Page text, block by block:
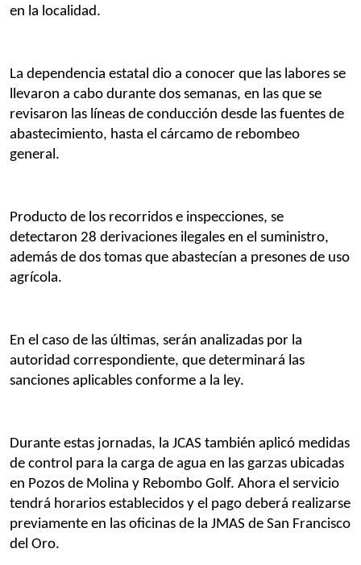
en la localidad.
La dependencia estatal dio a conocer que las labores se
llevaron a cabo durante dos semanas, en las que se
revisaron las líneas de conducción desde las fuentes de
abastecimiento, hasta el cárcamo de rebombeo
general.
Producto de los recorridos e inspecciones, se
detectaron 28 derivaciones ilegales en el suministro,
además de dos tomas que abastecían a presones de uso
agrícola.
En el caso de las últimas, serán analizadas por la
autoridad correspondiente, que determinará las
sanciones aplicables conforme a la ley.
Durante estas jornadas, la JCAS también aplicó medidas
de control para la carga de agua en las garzas ubicadas
en Pozos de Molina y Rebombo Golf. Ahora el servicio
tendrá horarios establecidos y el pago deberá realizarse
previamente en las oficinas de la JMAS de San Francisco
del Oro.